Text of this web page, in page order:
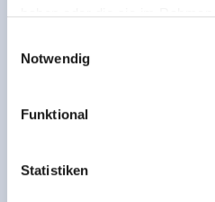
haben oder die sie im
Rohr 23// A-6280 Zell am Ziller
www.zillertalarena.com
Notwendig
Funktional
StatistikenJetzt für den